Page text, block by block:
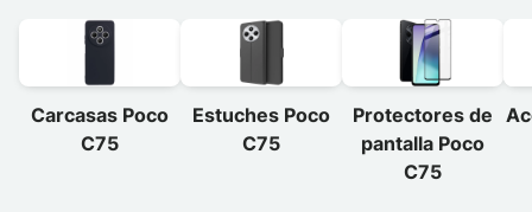
Carcasas Poco
C75
Estuches Poco
C75
Protectores de
pantalla Poco
C75